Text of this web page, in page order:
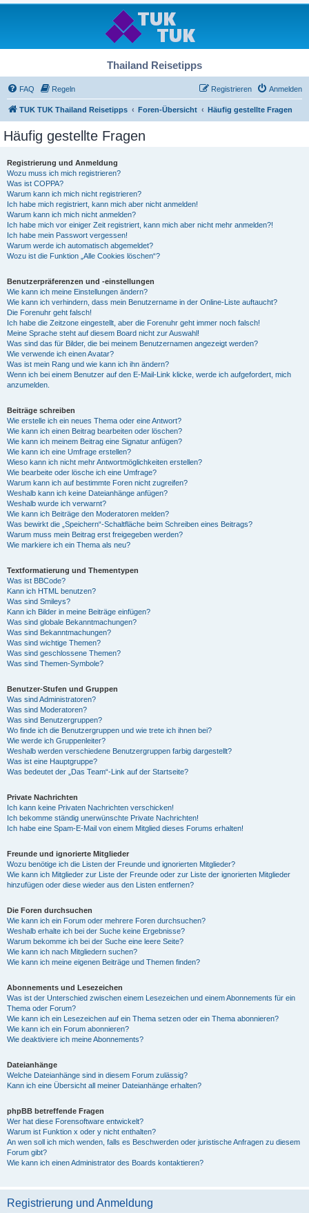
Thailand Reisetipps
FAQ Regeln Anmelden
Registrieren
TUK TUK Thailand Reisetipps Foren-Übersicht Häufig gestellte Fragen
Häufig gestellte Fragen
Registrierung und Anmeldung
Wozu muss ich mich registrieren?
Was ist COPPA?
Warum kann ich mich nicht registrieren?
Ich habe mich registriert, kann mich aber nicht anmelden!
Warum kann ich mich nicht anmelden?
Ich habe mich vor einiger Zeit registriert, kann mich aber nicht mehr anmelden?!
Ich habe mein Passwort vergessen!
Warum werde ich automatisch abgemeldet?
Wozu ist die Funktion „Alle Cookies löschen“?
Benutzerpräferenzen und -einstellungen
Wie kann ich meine Einstellungen ändern?
Wie kann ich verhindern, dass mein Benutzername in der Online-Liste auftaucht?
Die Forenuhr geht falsch!
Ich habe die Zeitzone eingestellt, aber die Forenuhr geht immer noch falsch!
Meine Sprache steht auf diesem Board nicht zur Auswahl!
Was sind das für Bilder, die bei meinem Benutzernamen angezeigt werden?
Wie verwende ich einen Avatar?
Was ist mein Rang und wie kann ich ihn ändern?
Wenn ich bei einem Benutzer auf den E-Mail-Link klicke, werde ich aufgefordert, mich
anzumelden.
Beiträge schreiben
Wie erstelle ich ein neues Thema oder eine Antwort?
Wie kann ich einen Beitrag bearbeiten oder löschen?
Wie kann ich meinem Beitrag eine Signatur anfügen?
Wie kann ich eine Umfrage erstellen?
Wieso kann ich nicht mehr Antwortmöglichkeiten erstellen?
Wie bearbeite oder lösche ich eine Umfrage?
Warum kann ich auf bestimmte Foren nicht zugreifen?
Weshalb kann ich keine Dateianhänge anfügen?
Weshalb wurde ich verwarnt?
Wie kann ich Beiträge den Moderatoren melden?
Was bewirkt die „Speichern“-Schaltfläche beim Schreiben eines Beitrags?
Warum muss mein Beitrag erst freigegeben werden?
Wie markiere ich ein Thema als neu?
Textformatierung und Thementypen
Was ist BBCode?
Kann ich HTML benutzen?
Was sind Smileys?
Kann ich Bilder in meine Beiträge einfügen?
Was sind globale Bekanntmachungen?
Was sind Bekanntmachungen?
Was sind wichtige Themen?
Was sind geschlossene Themen?
Was sind Themen-Symbole?
Benutzer-Stufen und Gruppen
Was sind Administratoren?
Was sind Moderatoren?
Was sind Benutzergruppen?
Wo finde ich die Benutzergruppen und wie trete ich ihnen bei?
Wie werde ich Gruppenleiter?
Weshalb werden verschiedene Benutzergruppen farbig dargestellt?
Was ist eine Hauptgruppe?
Was bedeutet der „Das Team“-Link auf der Startseite?
Private Nachrichten
Ich kann keine Privaten Nachrichten verschicken!
Ich bekomme ständig unerwünschte Private Nachrichten!
Ich habe eine Spam-E-Mail von einem Mitglied dieses Forums erhalten!
Freunde und ignorierte Mitglieder
Wozu benötige ich die Listen der Freunde und ignorierten Mitglieder?
Wie kann ich Mitglieder zur Liste der Freunde oder zur Liste der ignorierten Mitglieder
hinzufügen oder diese wieder aus den Listen entfernen?
Die Foren durchsuchen
Wie kann ich ein Forum oder mehrere Foren durchsuchen?
Weshalb erhalte ich bei der Suche keine Ergebnisse?
Warum bekomme ich bei der Suche eine leere Seite?
Wie kann ich nach Mitgliedern suchen?
Wie kann ich meine eigenen Beiträge und Themen finden?
Abonnements und Lesezeichen
Was ist der Unterschied zwischen einem Lesezeichen und einem Abonnements für ein
Thema oder Forum?
Wie kann ich ein Lesezeichen auf ein Thema setzen oder ein Thema abonnieren?
Wie kann ich ein Forum abonnieren?
Wie deaktiviere ich meine Abonnements?
Dateianhänge
Welche Dateianhänge sind in diesem Forum zulässig?
Kann ich eine Übersicht all meiner Dateianhänge erhalten?
phpBB betreffende Fragen
Wer hat diese Forensoftware entwickelt?
Warum ist Funktion x oder y nicht enthalten?
An wen soll ich mich wenden, falls es Beschwerden oder juristische Anfragen zu diesem
Forum gibt?
Wie kann ich einen Administrator des Boards kontaktieren?
Registrierung und Anmeldung